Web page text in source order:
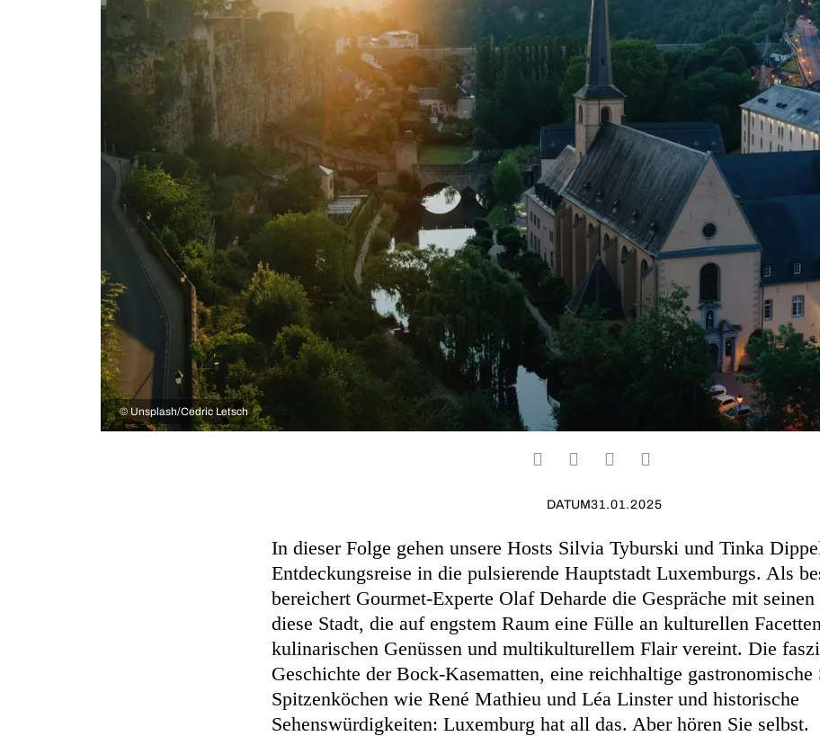
© Unsplash/Cedric Letsch
DATUM31.01.2025
In dieser Folge gehen unsere Hosts Silvia Tyburski und Tinka
Entdeckungsreise in die pulsierende Hauptstadt Luxemburgs. Als
bereichert Gourmet-Experte Olaf Deharde die Gespräche mit
diese Stadt, die auf engstem Raum eine Fülle an kulturellen
kulinarischen Genüssen und multikulturellem Flair vereint. Die
Geschichte der Bock-Kasematten, eine reichhaltige gastronomische
Spitzenköchen wie René Mathieu und Léa Linster und historische
Sehenswürdigkeiten: Luxemburg hat all das. Aber hören Sie selbst.